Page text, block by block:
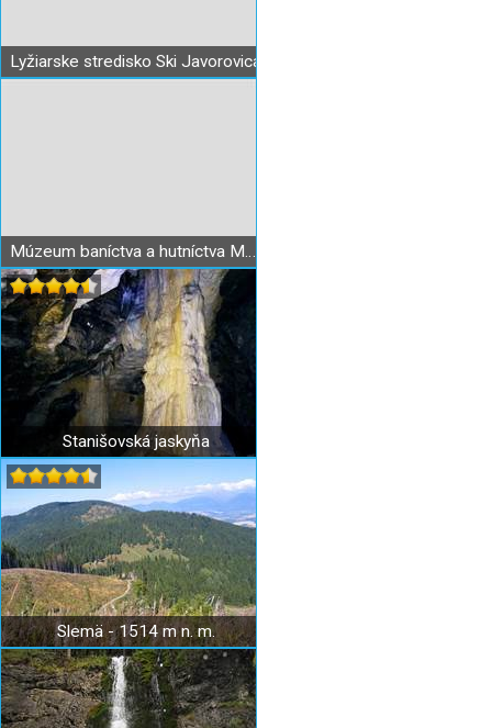
Lyžiarske stredisko Ski Javorovica
Múzeum baníctva a hutníctva Maša Liptovský Hrádok
Stanišovská jaskyňa
Slemä - 1514 m n. m.